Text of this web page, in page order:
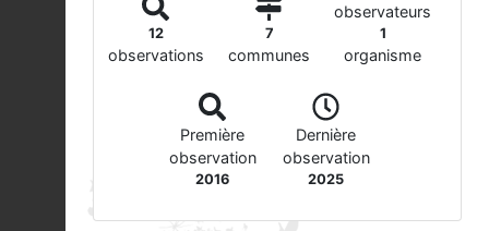
12
observations
7
communes
observateurs
1
organisme
Première
observation
2016
Dernière
observation
2025